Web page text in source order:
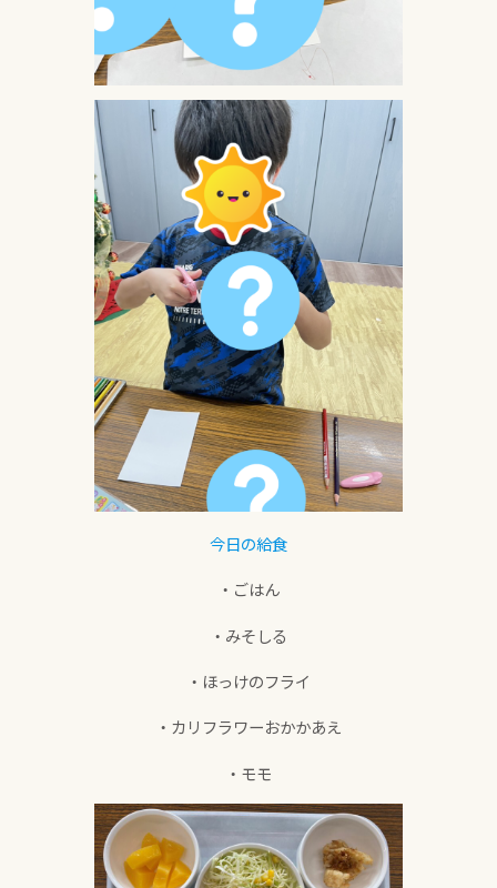
今日の給食
・ごはん
・みそしる
・ほっけのフライ
・カリフラワーおかかあえ
・モモ